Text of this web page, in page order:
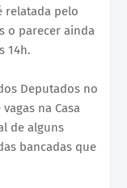
relatada pelo
o parecer ainda
14h.
Deputados no
na Casa
de alguns
bancadas que